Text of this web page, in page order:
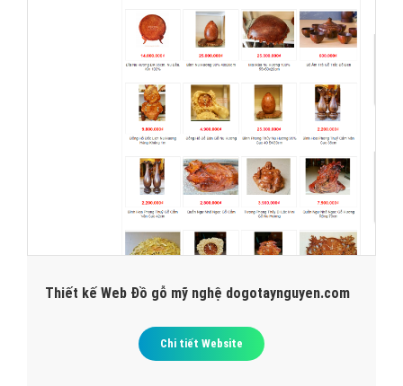
Thiết kế Web Đồ gỗ mỹ nghệ dogotaynguyen.com
Chi tiết Website